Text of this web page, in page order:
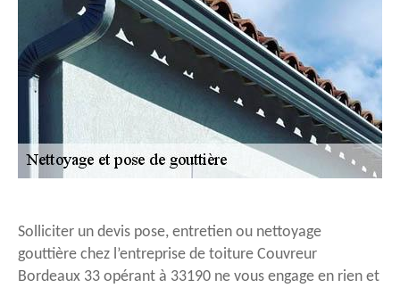
Solliciter un devis pose, entretien ou nettoyage
gouttière chez l’entreprise de toiture Couvreur
Bordeaux 33 opérant à 33190 ne vous engage en rien et